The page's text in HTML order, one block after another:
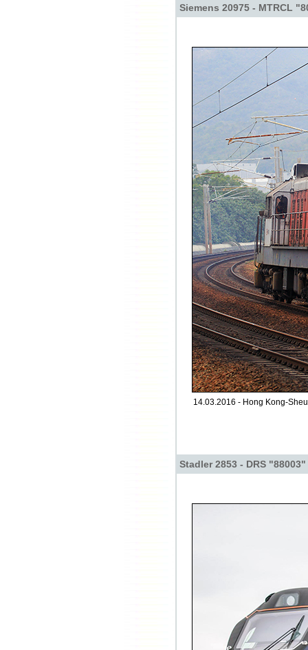
Siemens 20975 - MTRCL
14.03.2016 - Hong Kong-
Stadler 2853 - DRS "88003"